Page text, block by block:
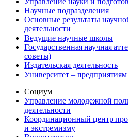
Научные подразделения
Основные результаты
деятельности
Ведущие научные школы
Государственная научная
советы)
Издательская деятельность
Университет – предприятиям
Социум
Управление молодежной
деятельности
Координационный центр
и экстремизму